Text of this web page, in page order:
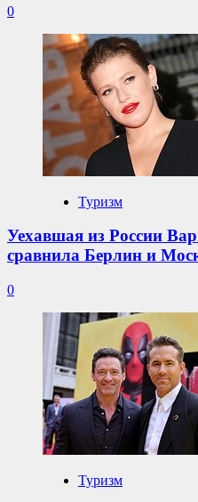
0
Туризм
Уехавшая из России
сравнила Берлин и
0
Туризм